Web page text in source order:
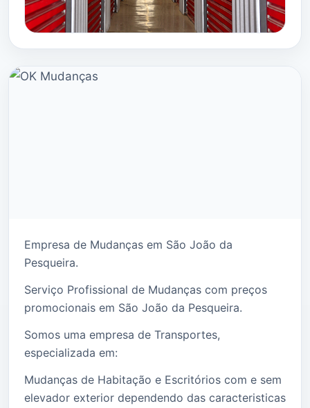
Empresa de Mudanças em São João da
Pesqueira.
Serviço Profissional de Mudanças com preços
promocionais em São João da Pesqueira.
Somos uma empresa de Transportes,
especializada em:
Mudanças de Habitação e Escritórios com e sem
elevador exterior dependendo das caracteristicas